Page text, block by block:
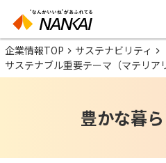
企業情報TOP
サステナビリティ
サステナブル重要テーマ（マテリア
豊かな暮